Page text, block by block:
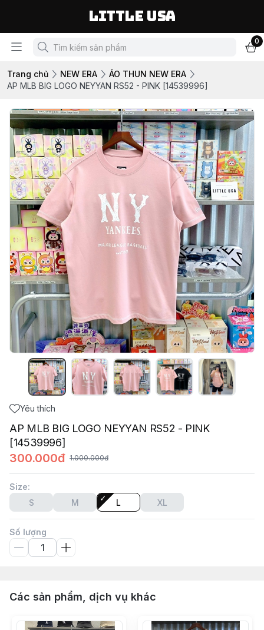
LITTLE USA
0
Trang chủ NEW ERA
ÁO THUN NEW ERA
AP MLB BIG LOGO NEYYAN RS52 - PINK [14539996]
Yêu thích
AP MLB BIG LOGO NEYYAN RS52 - PINK
[14539996]
300.000đ 1.000.000đ
Size:
S
M L XL
Số lượng
Các sản phẩm, dịch vụ khác